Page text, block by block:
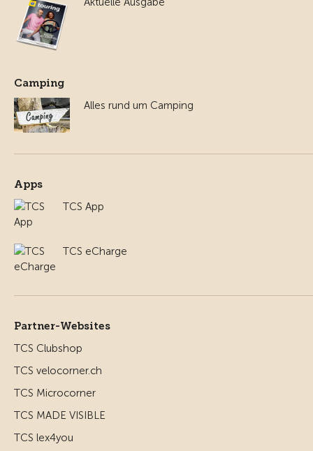
Camping
Alles rund um Camping
Apps
TCS App
TCS eCharge
Partner-Websites
TCS Clubshop
TCS velocorner.ch
TCS Microcorner
TCS MADE VISIBLE
TCS lex4you